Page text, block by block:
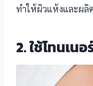
ทำให้ผิวแห้งและผลิ
2. ใช้โทนเนอ